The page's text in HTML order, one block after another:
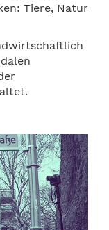
Tiere, Natur